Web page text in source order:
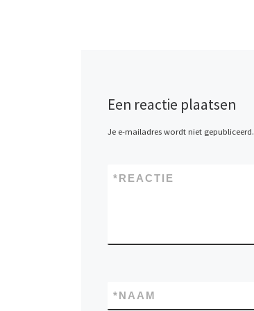
Een reactie plaatsen
Je e-mailadres wordt niet gepubliceerd.
REACTIE
*
NAAM
*